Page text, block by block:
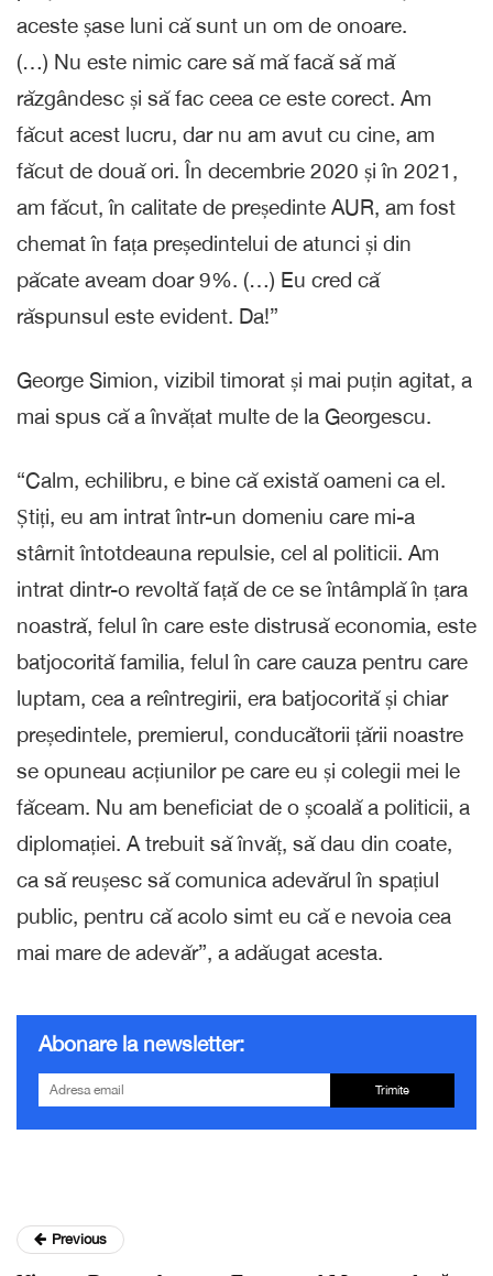
aceste șase luni că sunt un om de onoare.
(…) Nu este nimic care să mă facă să mă
răzgândesc și să fac ceea ce este corect. Am
făcut acest lucru, dar nu am avut cu cine, am
făcut de două ori. În decembrie 2020 și în 2021,
am făcut, în calitate de președinte AUR, am fost
chemat în fața președintelui de atunci și din
păcate aveam doar 9%. (…) Eu cred că
răspunsul este evident. Da!”
George Simion, vizibil timorat și mai puțin agitat, a
mai spus că a învățat multe de la Georgescu.
“Calm, echilibru, e bine că există oameni ca el.
Știți, eu am intrat într-un domeniu care mi-a
stârnit întotdeauna repulsie, cel al politicii. Am
intrat dintr-o revoltă față de ce se întâmplă în țara
noastră, felul în care este distrusă economia, este
batjocorită familia, felul în care cauza pentru care
luptam, cea a reîntregirii, era batjocorită și chiar
președintele, premierul, conducătorii țării noastre
se opuneau acțiunilor pe care eu și colegii mei le
făceam. Nu am beneficiat de o școală a politicii, a
diplomației. A trebuit să învăț, să dau din coate,
ca să reușesc să comunica adevărul în spațiul
public, pentru că acolo simt eu că e nevoia cea
mai mare de adevăr”, a adăugat acesta.
Abonare la newsletter:
Trimite
Previous